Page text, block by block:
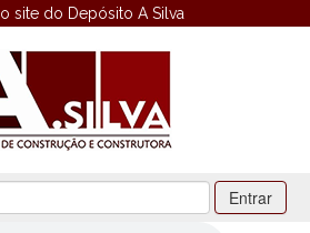
site do Depósito A Silva
Entrar